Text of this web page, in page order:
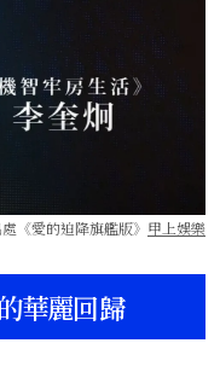
《愛的迫降旗艦版》 甲上娛樂
華麗回歸